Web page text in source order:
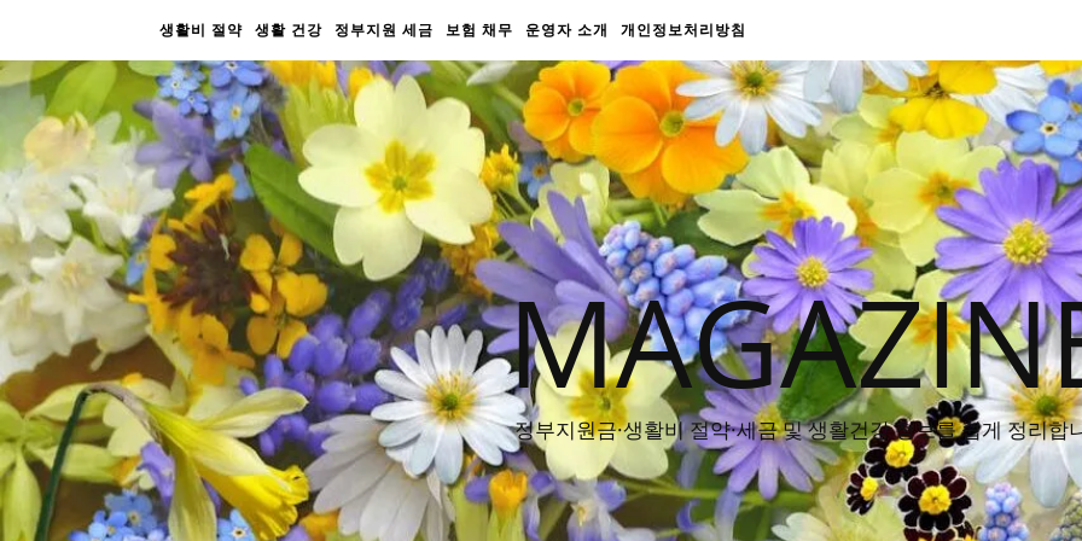
생활비 절약 생활 건강 정부지원 세금 보험 채무 운영자 소개 개인정보처리방침
정부지원금·생활비 절약·세금 및 생활건강 정보를 쉽게 정리합